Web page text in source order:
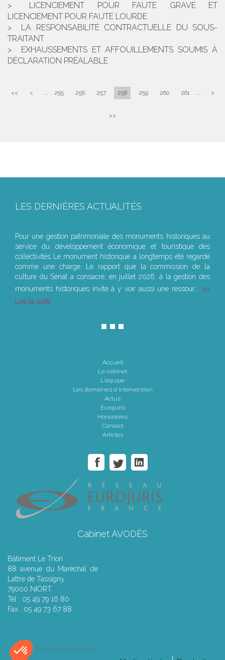
LICENCIEMENT POUR FAUTE GRAVE ET
LICENCIEMENT POUR FAUTE LOURDE
LA RESPONSABILITÉ CONTRACTUELLE DU SOUS-
TRAITANT
EXHAUSSEMENTS ET AFFOUILLEMENTS SOUMIS À
DÉCLARATION PRÉALABLE
<< < ... 255 256 257 258 259 260 261 ... >
>>
LES DERNIÈRES ACTUALITÉS
Pour une gestion patrimoniale des monuments historiques au
service du développement économique et touristique des
collectivités Le monument historique a longtemps été regardé
comme une charge. Le rapport que la commission de la
culture du Sénat a consacré, en juillet 2026, à la gestion des
monuments historiques invite à y voir aussi une ressour...
Lire la suite
Accueil
Le cabinet
L'équipe
Les domaines d'intervention
Actus
Eurojuris
Honoraires
Contact
Articles
Cabinet AVODÈS
Bâtiment Le Trion
88 avenue du Maréchal de
Lattre de Tassigny
79000 NIORT
Tél : 05 49 79 16 80
Fax : 05 49 73 67 88
Septeo Digital & Services © 2016